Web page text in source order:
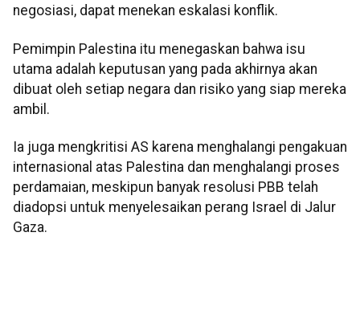
negosiasi, dapat menekan eskalasi konflik.
Pemimpin Palestina itu menegaskan bahwa isu
utama adalah keputusan yang pada akhirnya akan
dibuat oleh setiap negara dan risiko yang siap mereka
ambil.
Ia juga mengkritisi AS karena menghalangi pengakuan
internasional atas Palestina dan menghalangi proses
perdamaian, meskipun banyak resolusi PBB telah
diadopsi untuk menyelesaikan perang Israel di Jalur
Gaza.